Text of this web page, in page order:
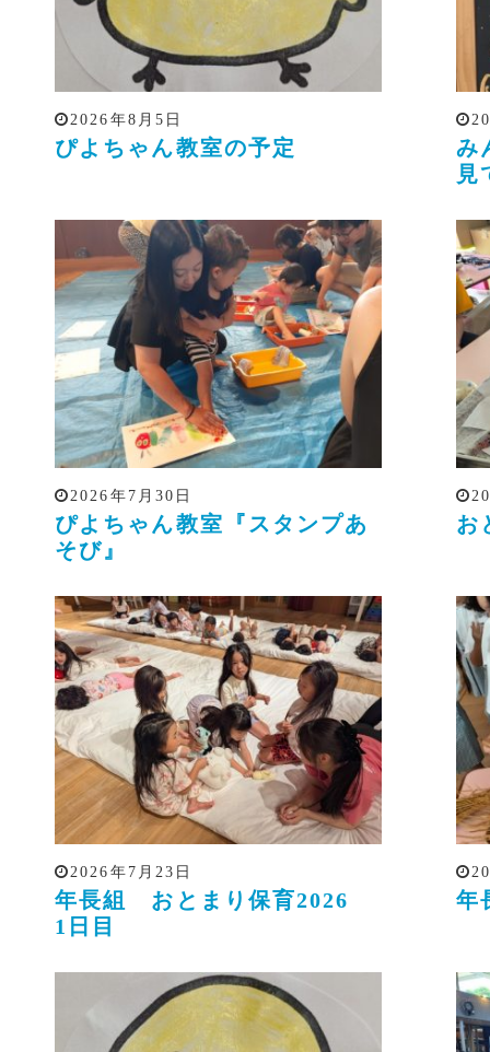
2026年8月5日
ぴよちゃん教室の予定
み
見
2026年7月30日
ぴよちゃん教室『スタンプあ
そび』
お
2026年7月23日
年長組 おとまり保育2026
1日目
年